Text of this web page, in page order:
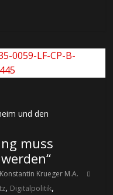
und den
muss
Krueger M.A.
, Digitalpolitik,